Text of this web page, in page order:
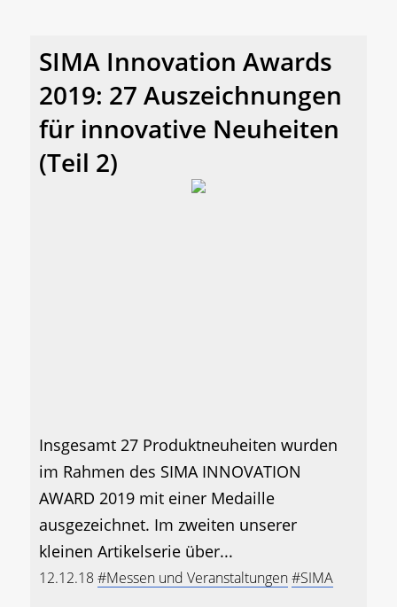
SIMA Innovation Awards
2019: 27 Auszeichnungen
für innovative Neuheiten
(Teil 2)
Insgesamt 27 Produktneuheiten wurden
im Rahmen des SIMA INNOVATION
AWARD 2019 mit einer Medaille
ausgezeichnet. Im zweiten unserer
kleinen Artikelserie über...
12.12.18#Messen und Veranstaltungen#SIMA